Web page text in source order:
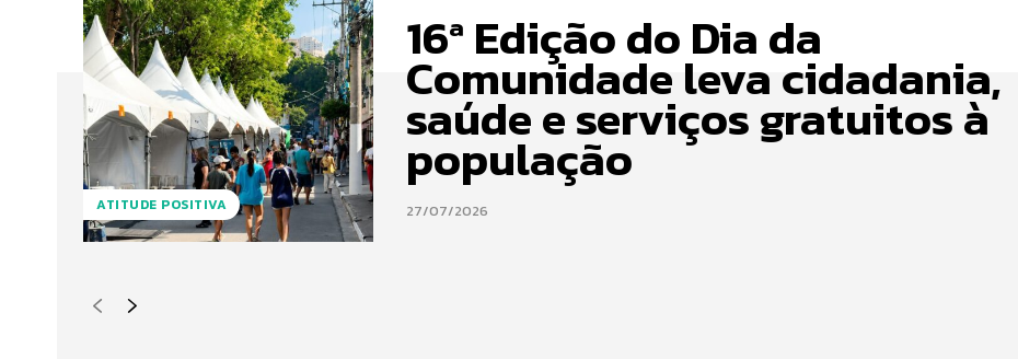
ATITUDE POSITIVA
16ª Edição do Dia da
Comunidade leva cidadania,
saúde e serviços gratuitos à
população
27/07/2026